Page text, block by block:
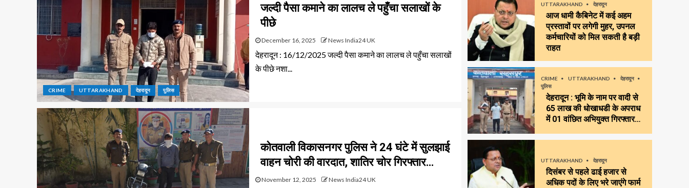
CRIME UTTARAKHAND देहरादून पुलिस
जल्दी पैसा कमाने का लालच ले पहुँचा सलाखों के
पीछे
December 16, 2025 News India24 UK
देहरादून : 16/12/2025 जल्दी पैसा कमाने का लालच ले पहुँचा सलाखों
के पीछे नशा...
कोतवाली विकासनगर पुलिस ने 24 घंटे में सुलझाई
वाहन चोरी की वारदात, शातिर चोर गिरफ्तार…
November 12, 2025 News India24 UK
UTTARAKHAND देहरादून
आज धामी कैबिनेट में कई अहम
प्रस्तावों पर लगेगी मुहर, उपनल
कर्मचारियों को मिल सकती है बड़ी
राहत
CRIME UTTARAKHAND
देहरादून
पुलिस
देहरादून : भूमि के नाम पर वादी से
65 लाख की धोखाधडी के अपराध
में 01 वांछित अभियुक्त गिरफ्तार…
UTTARAKHAND देहरादून
दिसंबर से पहले ढाई हजार से
अधिक पदों के लिए भरे जाएंगे फार्म